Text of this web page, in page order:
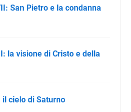
San Pietro e la condanna
la visione di Cristo e della
il cielo di Saturno